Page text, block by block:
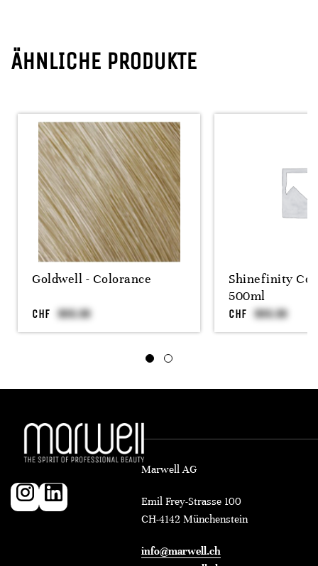
ÄHNLICHE PRODUKTE
Goldwell - Colorance
CHF
Shinefinity
500ml
CHF
Marwell AG
Emil Frey-Strasse 100
CH-4142 Münchenstein
info@marwell.ch